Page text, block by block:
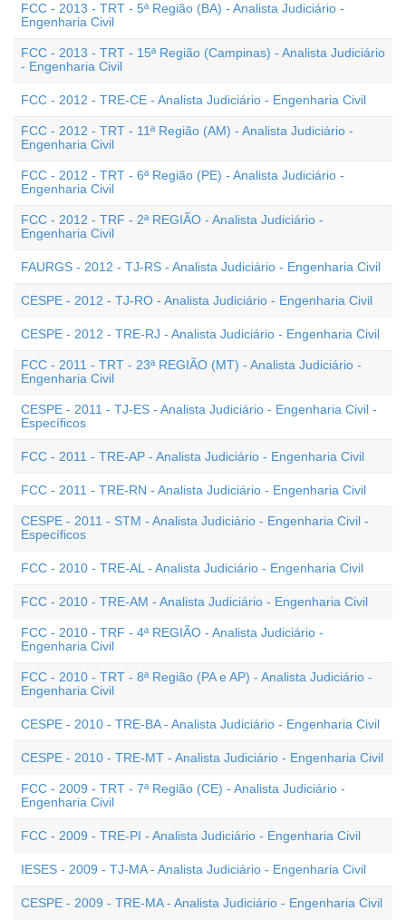
FCC - 2013 - TRT - 5ª Região (BA) - Analista Judiciário -
Engenharia Civil
FCC - 2013 - TRT - 15ª Região (Campinas) - Analista Judiciário
- Engenharia Civil
FCC - 2012 - TRE-CE - Analista Judiciário - Engenharia Civil
FCC - 2012 - TRT - 11ª Região (AM) - Analista Judiciário -
Engenharia Civil
FCC - 2012 - TRT - 6ª Região (PE) - Analista Judiciário -
Engenharia Civil
FCC - 2012 - TRF - 2ª REGIÃO - Analista Judiciário -
Engenharia Civil
FAURGS - 2012 - TJ-RS - Analista Judiciário - Engenharia Civil
CESPE - 2012 - TJ-RO - Analista Judiciário - Engenharia Civil
CESPE - 2012 - TRE-RJ - Analista Judiciário - Engenharia Civil
FCC - 2011 - TRT - 23ª REGIÃO (MT) - Analista Judiciário -
Engenharia Civil
CESPE - 2011 - TJ-ES - Analista Judiciário - Engenharia Civil -
Específicos
FCC - 2011 - TRE-AP - Analista Judiciário - Engenharia Civil
FCC - 2011 - TRE-RN - Analista Judiciário - Engenharia Civil
CESPE - 2011 - STM - Analista Judiciário - Engenharia Civil -
Específicos
FCC - 2010 - TRE-AL - Analista Judiciário - Engenharia Civil
FCC - 2010 - TRE-AM - Analista Judiciário - Engenharia Civil
FCC - 2010 - TRF - 4ª REGIÃO - Analista Judiciário -
Engenharia Civil
FCC - 2010 - TRT - 8ª Região (PA e AP) - Analista Judiciário -
Engenharia Civil
CESPE - 2010 - TRE-BA - Analista Judiciário - Engenharia Civil
CESPE - 2010 - TRE-MT - Analista Judiciário - Engenharia Civil
FCC - 2009 - TRT - 7ª Região (CE) - Analista Judiciário -
Engenharia Civil
FCC - 2009 - TRE-PI - Analista Judiciário - Engenharia Civil
IESES - 2009 - TJ-MA - Analista Judiciário - Engenharia Civil
CESPE - 2009 - TRE-MA - Analista Judiciário - Engenharia Civil